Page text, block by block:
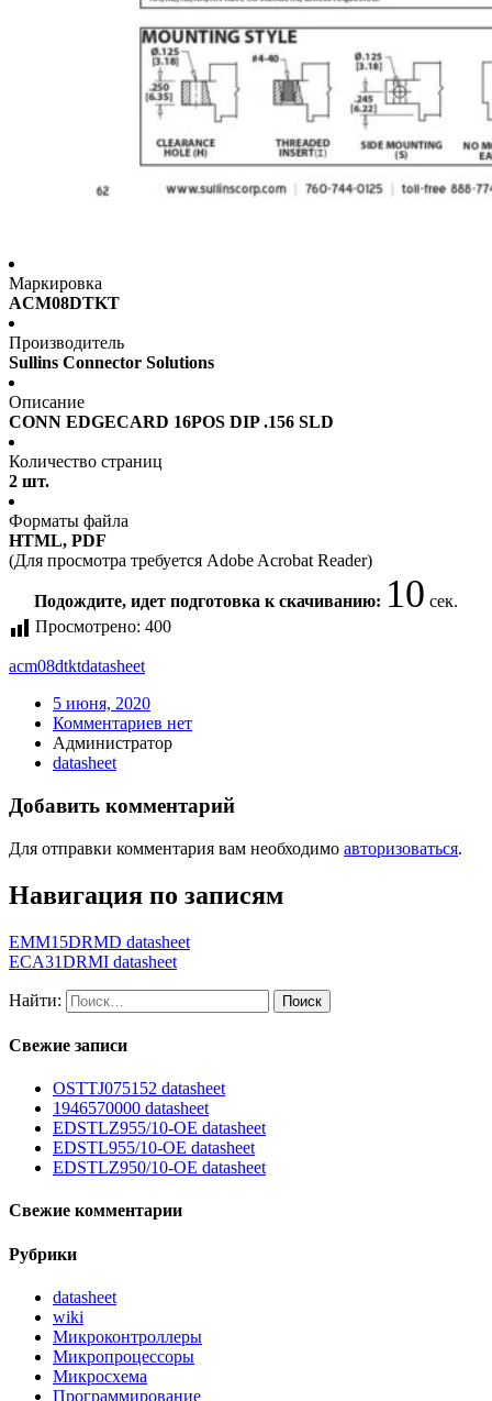
Маркировка
ACM08DTKT
Производитель
Sullins Connector Solutions
Описание
CONN EDGECARD 16POS DIP .156 SLD
Количество страниц
2 шт.
Форматы файла
HTML, PDF
(Для просмотра требуется Adobe Acrobat Reader)
Подождите, идет подготовка к скачиванию: 10 сек.
Просмотрено: 400
acm08dtktdatasheet
5 июня, 2020
Комментариев нет
Администратор
datasheet
Добавить комментарий
Для отправки комментария вам необходимо авторизоваться.
Навигация по записям
EMM15DRMD datasheet
ECA31DRMI datasheet
Найти:
Свежие записи
OSTTJ075152 datasheet
1946570000 datasheet
EDSTLZ955/10-OE datasheet
EDSTL955/10-OE datasheet
EDSTLZ950/10-OE datasheet
Свежие комментарии
Рубрики
datasheet
wiki
Микроконтроллеры
Микропроцессоры
Микросхема
Программирование